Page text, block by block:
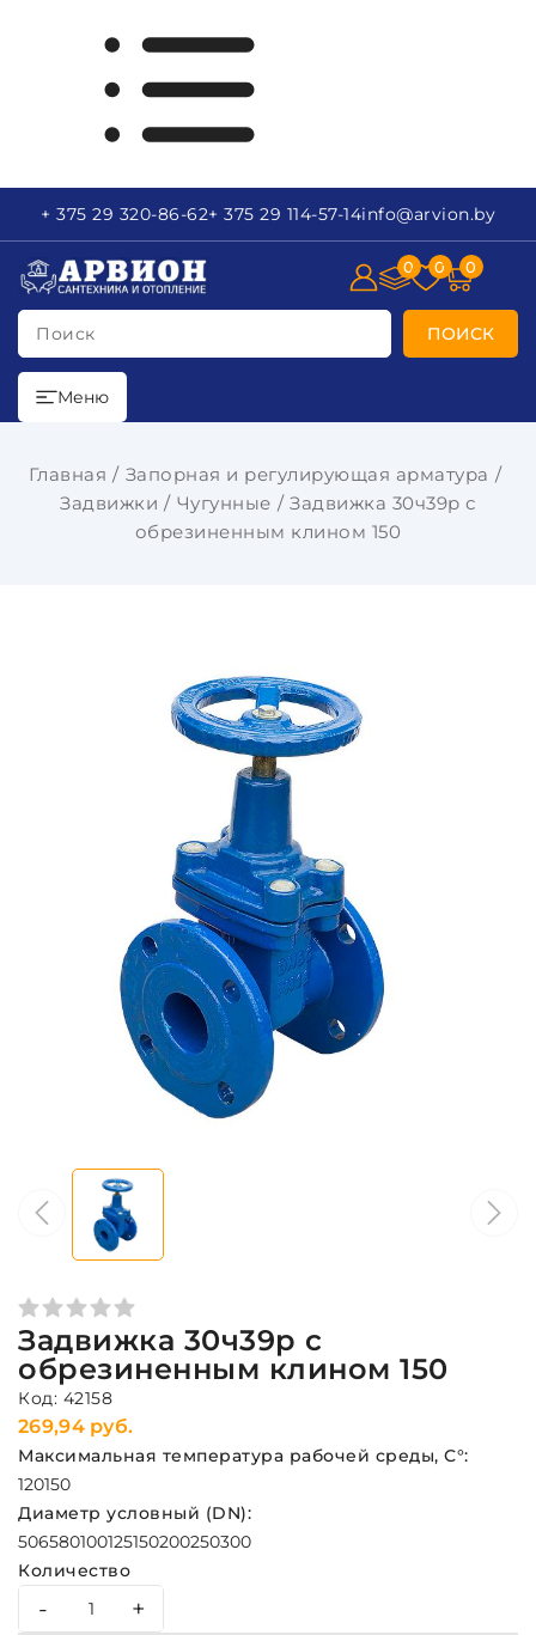
+ 375 29 320-86-62+ 375 29 114-57-14info@arvion.by
Поиск ПОИСК
0 0 0
Меню
Главная
Запорная и регулирующая арматура
Задвижки
Чугунные
Задвижка 30ч39р с
обрезиненным клином 150
Задвижка 30ч39р с
обрезиненным клином 150
Код: 42158
269,94 руб.
Максимальная температура рабочей среды, С°:
120150
Диаметр условный (DN):
506580100125150200250300
Количество
- +